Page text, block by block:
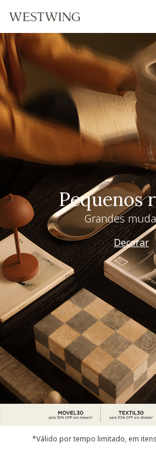
Pequenos
Grandes
Decorar
*Válido por tempo limitado, em